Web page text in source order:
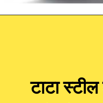
टाटा